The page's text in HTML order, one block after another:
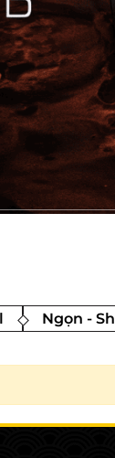
Ngọn -